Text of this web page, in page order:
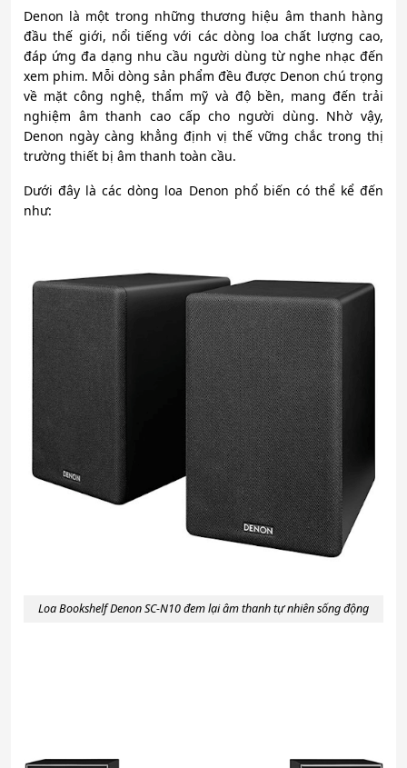
Denon là một trong những thương hiệu âm thanh hàng
đầu thế giới, nổi tiếng với các dòng loa chất lượng cao,
đáp ứng đa dạng nhu cầu người dùng từ nghe nhạc đến
xem phim. Mỗi dòng sản phẩm đều được Denon chú trọng
về mặt công nghệ, thẩm mỹ và độ bền, mang đến trải
nghiệm âm thanh cao cấp cho người dùng. Nhờ vậy,
Denon ngày càng khẳng định vị thế vững chắc trong thị
trường thiết bị âm thanh toàn cầu.
Dưới đây là các dòng loa Denon phổ biến có thể kể đến
như:
Loa Bookshelf Denon SC-N10 đem lại âm thanh tự nhiên sống động